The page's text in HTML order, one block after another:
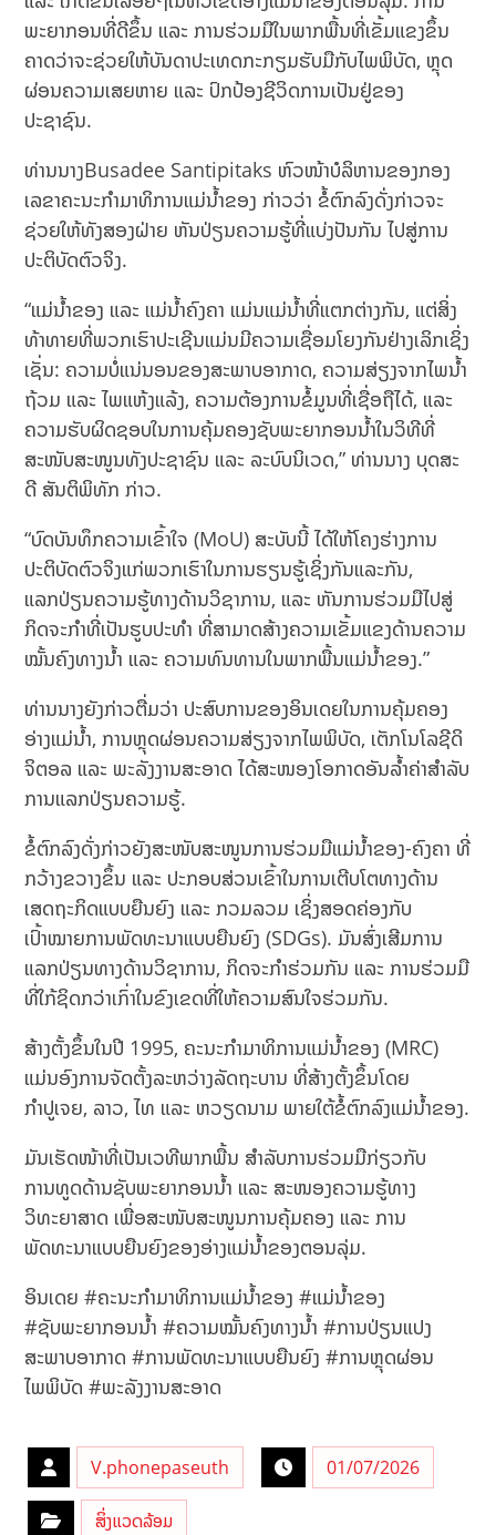
ພະຍາກອນທີ່ດີຂຶ້ນ ແລະ ການຮ່ວມມືໃນພາກພື້ນທີ່ເຂັ້ມແຂງຂຶ້ນ
ຄາດວ່າຈະຊ່ວຍໃຫ້ບັນດາປະເທດກະກຽມຮັບມືກັບໄພພິບັດ, ຫຼຸດ
ຜ່ອນຄວາມເສຍຫາຍ ແລະ ປົກປ້ອງຊີວິດການເປັນຢູ່ຂອງ
ປະຊາຊົນ.
ທ່ານນາງBusadee Santipitaks ຫົວໜ້າບໍລິຫານຂອງກອງ
ເລຂາຄະນະກຳມາທິການແມ່ນ້ຳຂອງ ກ່າວວ່າ ຂໍ້ຕົກລົງດັ່ງກ່າວຈະ
ຊ່ວຍໃຫ້ທັງສອງຝ່າຍ ຫັນປ່ຽນຄວາມຮູ້ທີ່ແບ່ງປັນກັນ ໄປສູ່ການ
ປະຕິບັດຕົວຈິງ.
“ແມ່ນ້ຳຂອງ ແລະ ແມ່ນ້ຳຄົງຄາ ແມ່ນແມ່ນ້ຳທີ່ແຕກຕ່າງກັນ, ແຕ່ສິ່ງ
ທ້າທາຍທີ່ພວກເຮົາປະເຊີນແມ່ນມີຄວາມເຊື່ອມໂຍງກັນຢ່າງເລິກເຊິ່ງ
ເຊັ່ນ: ຄວາມບໍ່ແນ່ນອນຂອງສະພາບອາກາດ, ຄວາມສ່ຽງຈາກໄພນ້ຳ
ຖ້ວມ ແລະ ໄພແຫ້ງແລ້ງ, ຄວາມຕ້ອງການຂໍ້ມູນທີ່ເຊື່ອຖືໄດ້, ແລະ
ຄວາມຮັບຜິດຊອບໃນການຄຸ້ມຄອງຊັບພະຍາກອນນ້ຳໃນວິທີທີ່
ສະໜັບສະໜູນທັງປະຊາຊົນ ແລະ ລະບົບນິເວດ,” ທ່ານນາງ ບຸດສະ
ດີ ສັນຕິພິທັກ ກ່າວ.
“ບົດບັນທຶກຄວາມເຂົ້າໃຈ (MoU) ສະບັບນີ້ ໄດ້ໃຫ້ໂຄງຮ່າງການ
ປະຕິບັດຕົວຈິງແກ່ພວກເຮົາໃນການຮຽນຮູ້ເຊິ່ງກັນແລະກັນ,
ແລກປ່ຽນຄວາມຮູ້ທາງດ້ານວິຊາການ, ແລະ ຫັນການຮ່ວມມືໄປສູ່
ກິດຈະກຳທີ່ເປັນຮູບປະທຳ ທີ່ສາມາດສ້າງຄວາມເຂັ້ມແຂງດ້ານຄວາມ
ໝັ້ນຄົງທາງນ້ຳ ແລະ ຄວາມທົນທານໃນພາກພື້ນແມ່ນ້ຳຂອງ.”
ທ່ານນາງຍັງກ່າວຕື່ມວ່າ ປະສົບການຂອງອິນເດຍໃນການຄຸ້ມຄອງ
ອ່າງແມ່ນ້ຳ, ການຫຼຸດຜ່ອນຄວາມສ່ຽງຈາກໄພພິບັດ, ເຕັກໂນໂລຊີດິ
ຈິຕອລ ແລະ ພະລັງງານສະອາດ ໄດ້ສະໜອງໂອກາດອັນລ້ຳຄ່າສຳລັບ
ການແລກປ່ຽນຄວາມຮູ້.
ຂໍ້ຕົກລົງດັ່ງກ່າວຍັງສະໜັບສະໜູນການຮ່ວມມືແມ່ນ້ຳຂອງ-ຄົງຄາ ທີ່
ກວ້າງຂວາງຂຶ້ນ ແລະ ປະກອບສ່ວນເຂົ້າໃນການເຕີບໂຕທາງດ້ານ
ເສດຖະກິດແບບຍືນຍົງ ແລະ ກວມລວມ ເຊິ່ງສອດຄ່ອງກັບ
ເປົ້າໝາຍການພັດທະນາແບບຍືນຍົງ (SDGs). ມັນສົ່ງເສີມການ
ແລກປ່ຽນທາງດ້ານວິຊາການ, ກິດຈະກຳຮ່ວມກັນ ແລະ ການຮ່ວມມື
ທີ່ໃກ້ຊິດກວ່າເກົ່າໃນຂົງເຂດທີ່ໃຫ້ຄວາມສົນໃຈຮ່ວມກັນ.
ສ້າງຕັ້ງຂຶ້ນໃນປີ 1995, ຄະນະກຳມາທິການແມ່ນ້ຳຂອງ (MRC)
ແມ່ນອົງການຈັດຕັ້ງລະຫວ່າງລັດຖະບານ ທີ່ສ້າງຕັ້ງຂຶ້ນໂດຍ
ກຳປູເຈຍ, ລາວ, ໄທ ແລະ ຫວຽດນາມ ພາຍໃຕ້ຂໍ້ຕົກລົງແມ່ນ້ຳຂອງ.
ມັນເຮັດໜ້າທີ່ເປັນເວທີພາກພື້ນ ສຳລັບການຮ່ວມມືກ່ຽວກັບ
ການທູດດ້ານຊັບພະຍາກອນນ້ຳ ແລະ ສະໜອງຄວາມຮູ້ທາງ
ວິທະຍາສາດ ເພື່ອສະໜັບສະໜູນການຄຸ້ມຄອງ ແລະ ການ
ພັດທະນາແບບຍືນຍົງຂອງອ່າງແມ່ນ້ຳຂອງຕອນລຸ່ມ.
ອິນເດຍ #ຄະນະກຳມາທິການແມ່ນ້ຳຂອງ #ແມ່ນ້ຳຂອງ
#ຊັບພະຍາກອນນ້ຳ #ຄວາມໝັ້ນຄົງທາງນ້ຳ #ການປ່ຽນແປງ
ສະພາບອາກາດ #ການພັດທະນາແບບຍືນຍົງ #ການຫຼຸດຜ່ອນ
ໄພພິບັດ #ພະລັງງານສະອາດ
V.phonepaseuth 01/07/2026
ສິ່ງແວດລ້ອມ